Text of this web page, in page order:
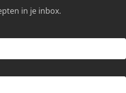
in je inbox.